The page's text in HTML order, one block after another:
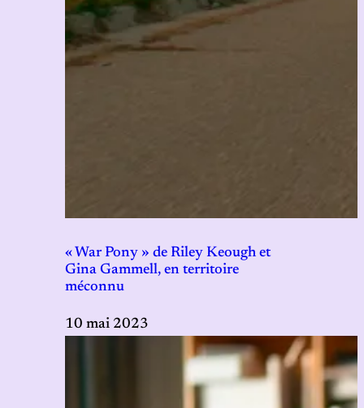
« War Pony » de Riley Keough et
Gina Gammell, en territoire
méconnu
10 mai 2023